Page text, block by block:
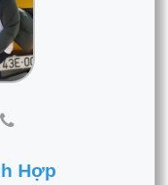
Hợp